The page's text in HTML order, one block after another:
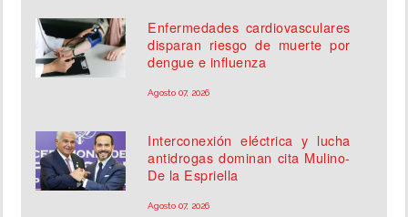
Enfermedades cardiovasculares
disparan riesgo de muerte por
dengue e influenza
Agosto 07, 2026
Interconexión eléctrica y lucha
antidrogas dominan cita Mulino-
De la Espriella
Agosto 07, 2026